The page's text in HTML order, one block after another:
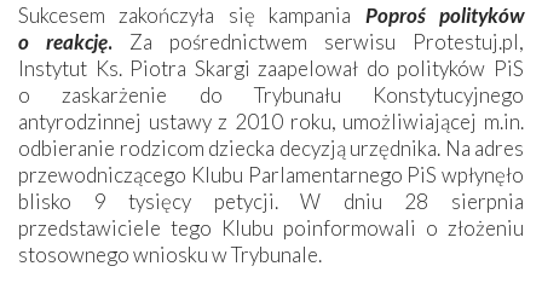
Sukcesem zakończyła się kampania Poproś polityków
o reakcję. Za pośrednictwem serwisu Protestuj.pl,
Instytut Ks. Piotra Skargi zaapelował do polityków PiS
o zaskarżenie do Trybunału Konstytucyjnego
antyrodzinnej ustawy z 2010 roku, umożliwiającej m.in.
odbieranie rodzicom dziecka decyzją urzędnika. Na adres
przewodniczącego Klubu Parlamentarnego PiS wpłynęło
blisko 9 tysięcy petycji. W dniu 28 sierpnia
przedstawiciele tego Klubu poinformowali o złożeniu
stosownego wniosku w Trybunale.